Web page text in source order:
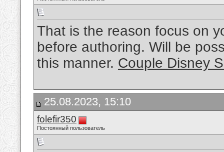
That is the reason focus on
before authoring. Will be
this manner. Couple Disney
25.08.2023, 15:10
folefir350
Постоянный пользователь